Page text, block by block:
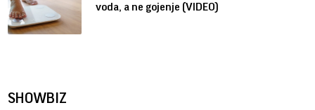
voda, a ne gojenje (VIDEO)
SHOWBIZ